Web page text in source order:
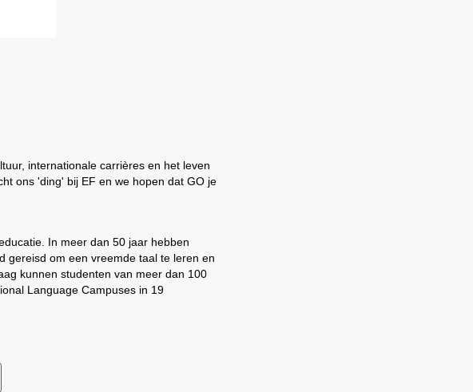
internationale carrières en het leven
ons 'ding' bij EF en we hopen dat GO je
In meer dan 50 jaar hebben
gereisd om een vreemde taal te leren en
kunnen studenten van meer dan 100
Language Campuses in 19